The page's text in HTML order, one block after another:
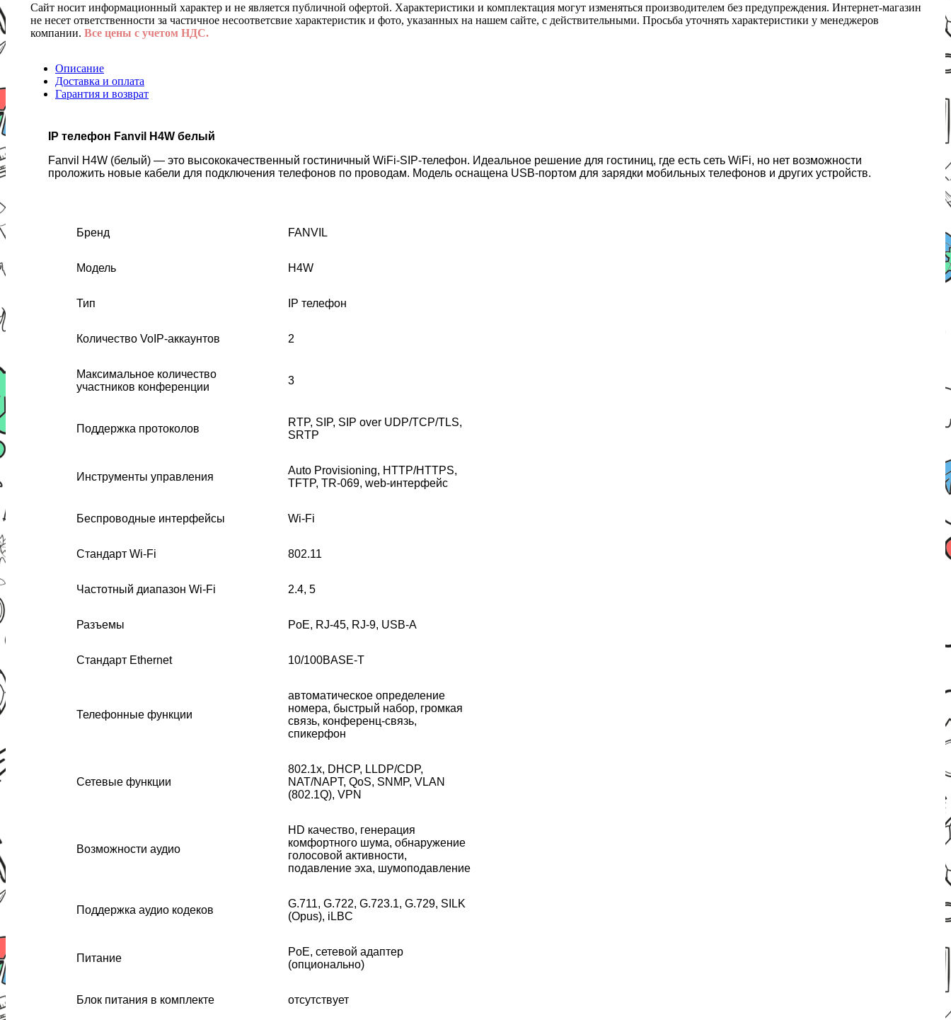
Сайт носит информационный характер и не является публичной офертой. Характеристики и комплектация могут изменяться производителем без предупреждения. Интернет-магазин
не несет ответственности за частичное несоответсвие характеристик и фото, указанных на нашем сайте, с действительными. Просьба уточнять характеристики у менеджеров
компании. Все цены с учетом НДС.
Описание
Доставка и оплата
Гарантия и возврат
IP телефон Fanvil H4W белый
Fanvil H4W (белый) — это высококачественный гостиничный WiFi-SIP-телефон. Идеальное решение для гостиниц, где есть сеть WiFi, но нет возможности
проложить новые кабели для подключения телефонов по проводам. Модель оснащена USB-портом для зарядки мобильных телефонов и других устройств.
Бренд FANVIL
Модель H4W
Тип IP телефон
Количество VoIP-аккаунтов 2
Максимальное количество
участников конференции
3
Поддержка протоколов
RTP, SIP, SIP over UDP/TCP/TLS,
SRTP
Инструменты управления
Auto Provisioning, HTTP/HTTPS,
TFTP, TR-069, web-интерфейс
Беспроводные интерфейсы Wi-Fi
Стандарт Wi-Fi 802.11
Частотный диапазон Wi-Fi 2.4, 5
Разъемы PoE, RJ-45, RJ-9, USB-A
Стандарт Ethernet 10/100BASE-T
Телефонные функции
автоматическое определение
номера, быстрый набор, громкая
связь, конференц-связь,
спикерфон
Сетевые функции
802.1x, DHCP, LLDP/CDP,
NAT/NAPT, QoS, SNMP, VLAN
(802.1Q), VPN
Возможности аудио
HD качество, генерация
комфортного шума, обнаружение
голосовой активности,
подавление эха, шумоподавление
Поддержка аудио кодеков
G.711, G.722, G.723.1, G.729, SILK
(Opus), iLBC
Питание
PoE, сетевой адаптер
(опционально)
Блок питания в комплекте отсутствует